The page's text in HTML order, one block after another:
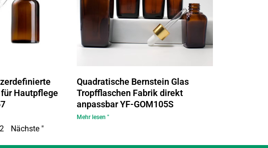
Hautpflege
Quadratische Bernstein Glas
Tropfflaschen Fabrik direkt
anpassbar YF-GOM105S
Mehr lesen "
2 Nächste "